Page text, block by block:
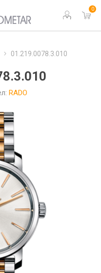
0
01.219.0078.3.010
RADO